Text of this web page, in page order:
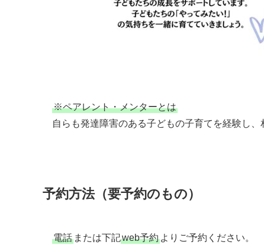
※ペアレント・メンターとは
自らも発達障害のある子どもの子育てを経験し
予約方法（要予約のもの）
電話 または下記web予約 よりご予約ください。